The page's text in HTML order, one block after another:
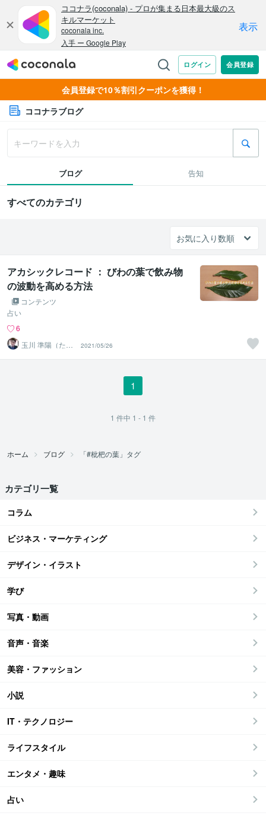
会員登録で10％割引クーポンを獲得！
ココナラブログ
ブログ 告知
すべてのカテゴリ
アカシックレコード ： びわの葉で飲み物
の波動を高める方法
コンテンツ
占い
6
玉川 準陽（たま
がわ じゅんや）
2021/05/26
1
1 件中 1 - 1 件
ホーム ブログ 「#枇杷の葉」タグ
カテゴリ一覧
コラム
ビジネス・マーケティング
デザイン・イラスト
学び
写真・動画
音声・音楽
美容・ファッション
小説
IT・テクノロジー
ライフスタイル
エンタメ・趣味
占い